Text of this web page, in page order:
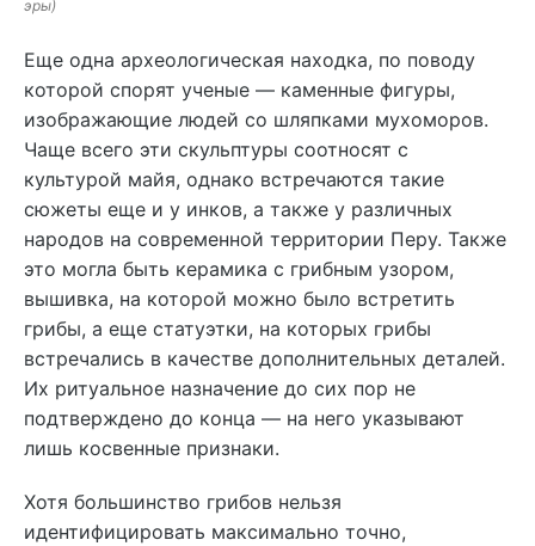
эры)
Еще одна археологическая находка, по поводу
которой спорят ученые — каменные фигуры,
изображающие людей со шляпками мухоморов.
Чаще всего эти скульптуры соотносят с
культурой майя, однако встречаются такие
сюжеты еще и у инков, а также у различных
народов на современной территории Перу. Также
это могла быть керамика с грибным узором,
вышивка, на которой можно было встретить
грибы, а еще статуэтки, на которых грибы
встречались в качестве дополнительных деталей.
Их ритуальное назначение до сих пор не
подтверждено до конца — на него указывают
лишь косвенные признаки.
Хотя большинство грибов нельзя
идентифицировать максимально точно,